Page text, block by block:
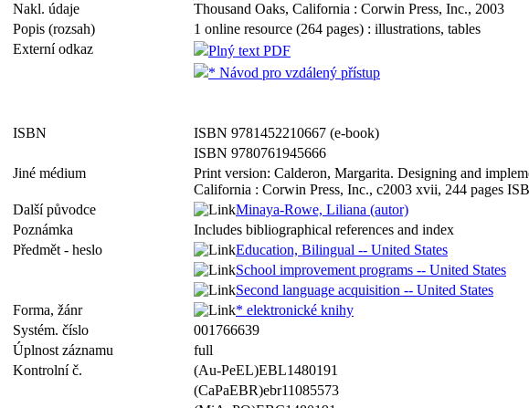
Nakl. údaje
Thousand Oaks, California : Corwin Press, Inc., 2003
Popis (rozsah)
1 online resource (264 pages) : illustrations, tables
Externí odkaz
Plný text PDF
* Návod pro vzdálený přístup
ISBN
ISBN 9781452210667 (e-book)
ISBN 9780761945666
Jiné médium
Print version: Calderon, Margarita. Designing and
California : Corwin Press, Inc., c2003 xvii, 244 pages
Další původce
Minaya-Rowe, Liliana (autor)
Poznámka
Includes bibliographical references and index
Předmět - heslo
Education, Bilingual -- United States
School improvement programs -- United States
Second language acquisition -- United States
Forma, žánr
* elektronické knihy
Systém. číslo
001766639
Úplnost záznamu
full
Kontrolní č.
(Au-PeEL)EBL1480191
(CaPaEBR)ebr11085573